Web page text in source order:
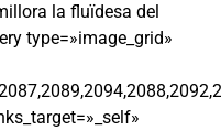
la fluïdesa del
type=»image_grid»